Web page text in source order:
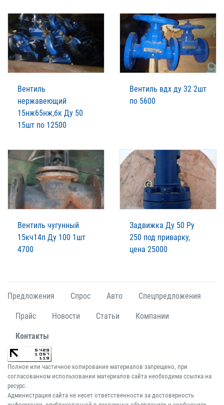
Вентиль
нержавеющий
15нж65нж,бк Ду 50
15шт по 12500
Вентиль вдх ду 32 2шт
по 5600
Вентиль чугунный
15кч14п Ду 100 1шт
4700
Задвижка Ду 50 Ру
250 под приварку,
цена 25000
Предложения Спрос Авто Спецпредложения
Прайс Новости Статьи Компании
Контакты
Полное или частичное копирование материалов запрещено, при
согласованном использовании материалов сайта необходима ссылка на
ресурс.
Администрация сайта не несет ответственности за достоверность